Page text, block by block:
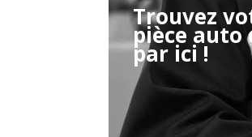
Trouvez
pièce auto
par ici !